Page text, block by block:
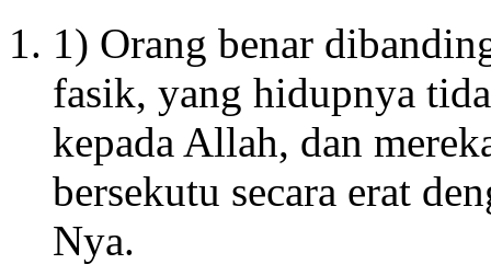
1) Orang benar
fasik, yang hidupnya
kepada Allah, dan
bersekutu secara erat
Nya.